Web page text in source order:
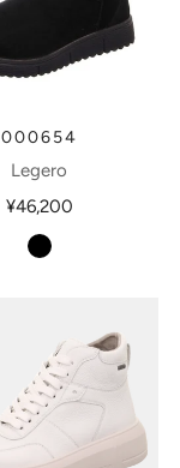
000654
Legero
¥46,200
schwarz